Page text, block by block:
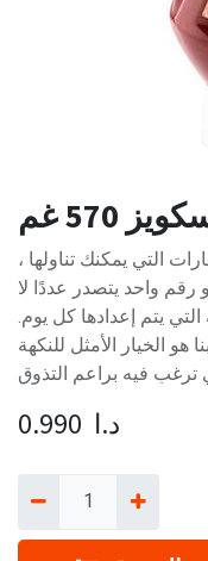
غم
التي يمكنك تناولها ،
واحد يتصدر عددًا لا
يتم إعدادها كل يوم.
الخيار الأمثل للنكهة
0.990 د.ا